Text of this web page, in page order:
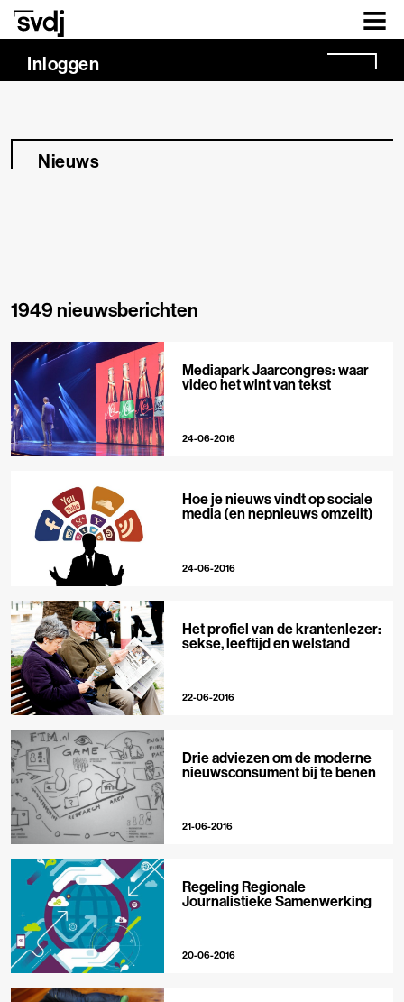
Naar hoofdinhoud
Inloggen
Nieuws
1949 nieuwsberichten
Mediapark Jaarcongres: waar
video het wint van tekst
24-06-2016
Hoe je nieuws vindt op sociale
media (en nepnieuws omzeilt)
24-06-2016
Het profiel van de krantenlezer:
sekse, leeftijd en welstand
22-06-2016
Drie adviezen om de moderne
nieuwsconsument bij te benen
21-06-2016
Regeling Regionale
Journalistieke Samenwerking
20-06-2016